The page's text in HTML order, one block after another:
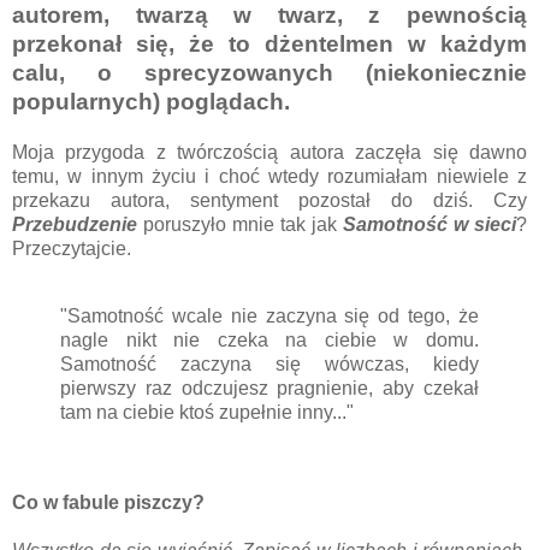
autorem, twarzą w twarz, z pewnością
przekonał się, że to dżentelmen w każdym
calu, o sprecyzowanych (niekoniecznie
popularnych) poglądach.
Moja przygoda z twórczością autora zaczęła się dawno
temu, w innym życiu i choć wtedy rozumiałam niewiele z
przekazu autora, sentyment pozostał do dziś. Czy
Przebudzenie poruszyło mnie tak jak Samotność w sieci?
Przeczytajcie.
"Samotność wcale nie zaczyna się od tego, że
nagle nikt nie czeka na ciebie w domu.
Samotność zaczyna się wówczas, kiedy
pierwszy raz odczujesz pragnienie, aby czekał
tam na ciebie ktoś zupełnie inny..."
Co w fabule piszczy?